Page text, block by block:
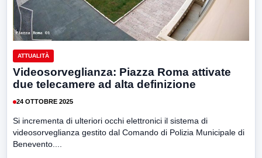
ATTUALITÀ
Videosorveglianza: Piazza Roma attivate
due telecamere ad alta definizione
24 OTTOBRE 2025
Si incrementa di ulteriori occhi elettronici il sistema di
videosorveglianza gestito dal Comando di Polizia Municipale di
Benevento....